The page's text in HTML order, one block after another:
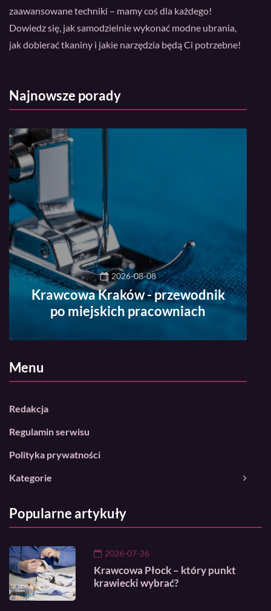
zaawansowane techniki – mamy coś dla każdego!
Dowiedz się, jak samodzielnie wykonać modne ubrania,
jak dobierać tkaniny i jakie narzędzia będą Ci potrzebne!
Najnowsze porady
2026-08-08
Krawcowa Kraków - przewodnik
po miejskich pracowniach
Menu
Redakcja
Regulamin serwisu
Polityka prywatności
Kategorie
Popularne artykuły
2026-07-26
Krawcowa Płock – który punkt
krawiecki wybrać?